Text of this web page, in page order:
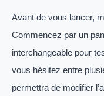
Avant de vous lancer,
Commencez par un
interchangeable pour
vous hésitez entre
permettra de modifier